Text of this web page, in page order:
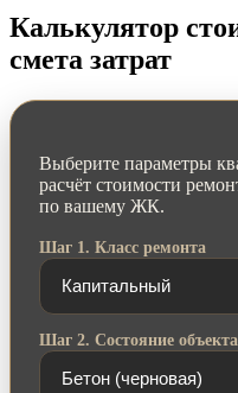
Калькулятор
смета затрат
Выберите параметры
расчёт стоимости
по вашему ЖК.
Шаг 1. Класс ремонта
Шаг 2. Состояние объекта